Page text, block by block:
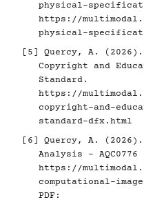
physical-
https://
physical-
[5]
Quercy, A. (2026).
Copyright and
Standard.
https://
copyright-and-
standard-dfx.html
[6]
Quercy, A. (2026).
Analysis - AQC0776
https://
computational-
PDF: